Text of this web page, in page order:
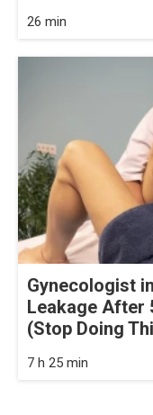
26 min
Gynecologist
Leakage After
(Stop Doing
7 h 25 min